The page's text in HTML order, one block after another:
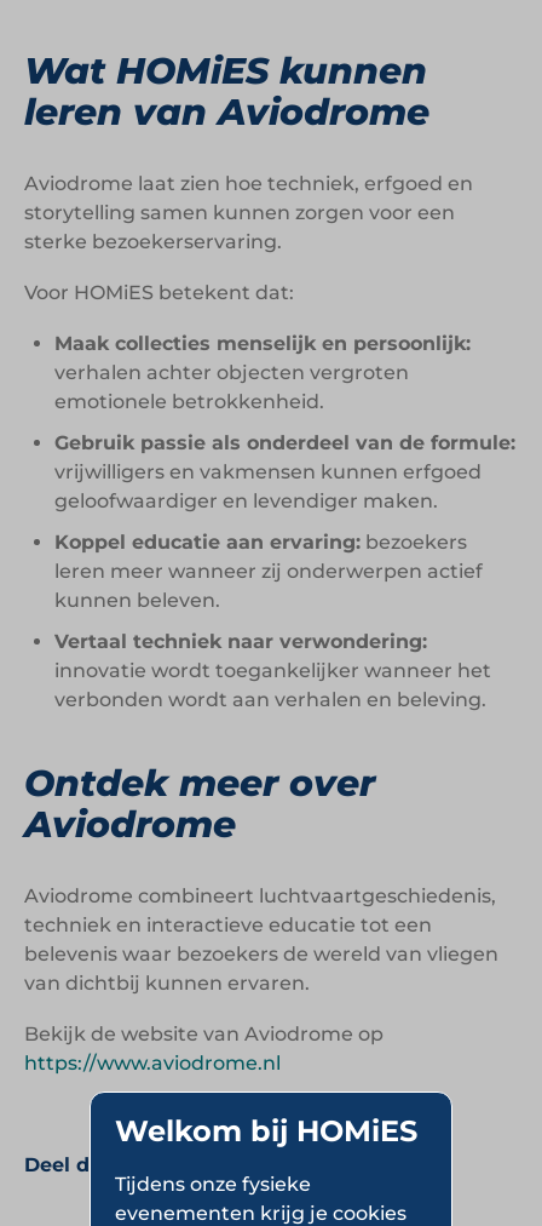
Wat HOMiES kunnen
leren van Aviodrome
Aviodrome laat zien hoe techniek, erfgoed en
storytelling samen kunnen zorgen voor een
sterke bezoekerservaring.
Voor HOMiES betekent dat:
Maak collecties menselijk en persoonlijk:
verhalen achter objecten vergroten
emotionele betrokkenheid.
Gebruik passie als onderdeel van de formule:
vrijwilligers en vakmensen kunnen erfgoed
geloofwaardiger en levendiger maken.
Koppel educatie aan ervaring: bezoekers
leren meer wanneer zij onderwerpen actief
kunnen beleven.
Vertaal techniek naar verwondering:
innovatie wordt toegankelijker wanneer het
verbonden wordt aan verhalen en beleving.
Ontdek meer over
Aviodrome
Aviodrome combineert luchtvaartgeschiedenis,
techniek en interactieve educatie tot een
belevenis waar bezoekers de wereld van vliegen
van dichtbij kunnen ervaren.
Bekijk de website van Aviodrome op
https://www.aviodrome.nl
Deel deze pagina:
Welkom bij HOMiES
Tijdens onze fysieke
evenementen krijg je cookies